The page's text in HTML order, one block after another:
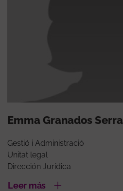
Emma Granados Serra
Gestió i Administració
Unitat legal
Dirección Jurídica
Leer más